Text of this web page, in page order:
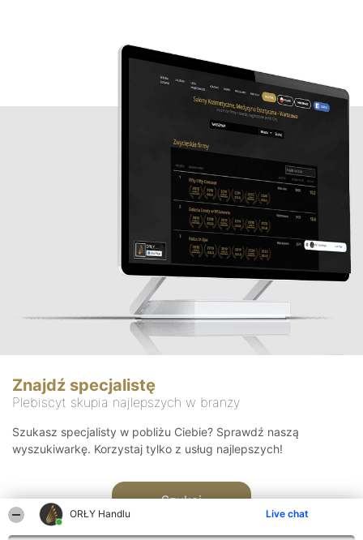
ORŁY Handlu Live chat
Znajdź specjalistę
Plebiscyt skupia najlepszych w branży
Szukasz specjalisty w pobliżu Ciebie? Sprawdź naszą
wyszukiwarkę. Korzystaj tylko z usług najlepszych!
Szukaj